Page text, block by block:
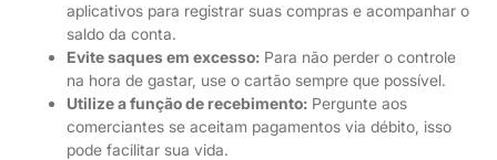
aplicativos para registrar suas compras e acompanhar o
saldo da conta.
Evite saques em excesso: Para não perder o controle
na hora de gastar, use o cartão sempre que possível.
Utilize a função de recebimento: Pergunte aos
comerciantes se aceitam pagamentos via débito, isso
pode facilitar sua vida.